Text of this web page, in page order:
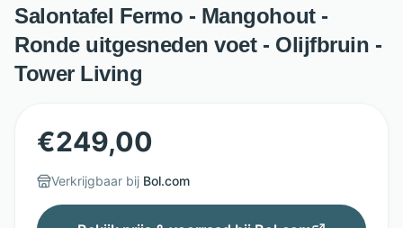
Salontafel Fermo - Mangohout -
Ronde uitgesneden voet - Olijfbruin -
Tower Living
€249,00
Verkrijgbaar bij Bol.com